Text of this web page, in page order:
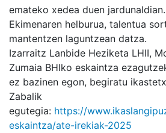
emateko xedea duen jardunaldian.
Ekimenaren helburua, talentua
mantentzen laguntzean datza.
Izarraitz Lanbide Heziketa LHII,
Zumaia BHIko eskaintza
ez bazinen egon, begiratu
Zabalik
egutegia: https://
eskaintza/ate-irekiak-2025